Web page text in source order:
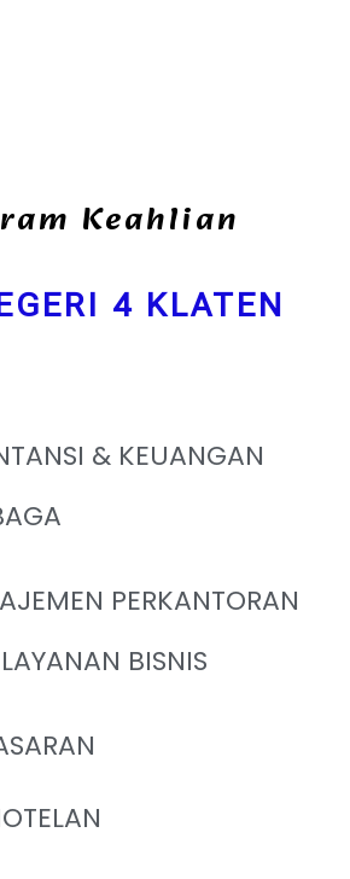
Keahlian
4 KLATEN
& KEUANGAN
PERKANTORAN
BISNIS